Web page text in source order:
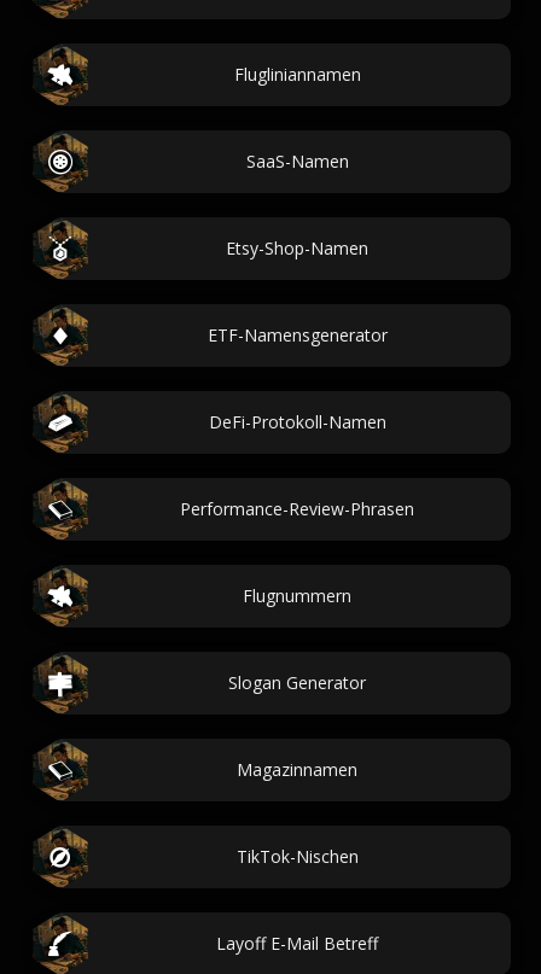
Flugliniannamen
SaaS-Namen
Etsy-Shop-Namen
ETF-Namensgenerator
DeFi-Protokoll-Namen
Performance-Review-Phrasen
Flugnummern
Slogan Generator
Magazinnamen
TikTok-Nischen
Layoff E-Mail Betreff